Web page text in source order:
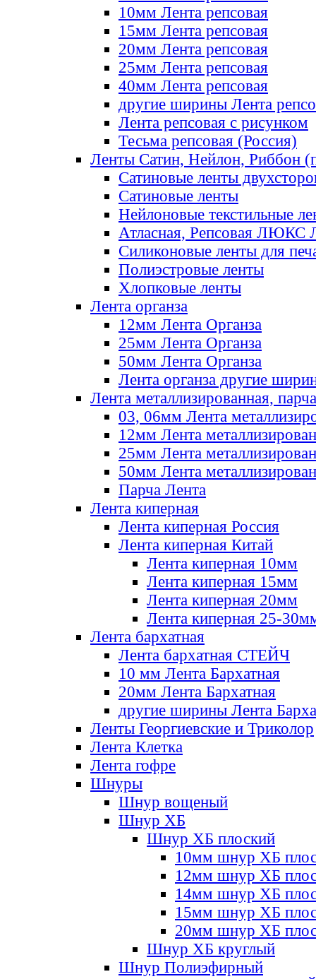
10мм Лента репсовая
15мм Лента репсовая
20мм Лента репсовая
25мм Лента репсовая
40мм Лента репсовая
другие ширины Лента
Лента репсовая с рисунком
Тесьма репсовая (Россия)
Ленты Сатин, Нейлон, Риббон
Сатиновые ленты
Сатиновые ленты
Нейлоновые текстильные
Атласная, Репсовая ЛЮКС
Силиконовые ленты для
Полиэстровые ленты
Хлопковые ленты
Лента органза
12мм Лента Органза
25мм Лента Органза
50мм Лента Органза
Лента органза другие
Лента металлизированная, парча
03, 06мм Лента
12мм Лента
25мм Лента
50мм Лента
Парча Лента
Лента киперная
Лента киперная Россия
Лента киперная Китай
Лента киперная 10мм
Лента киперная 15мм
Лента киперная 20мм
Лента киперная 25-
Лента бархатная
Лента бархатная СТЕЙЧ
10 мм Лента Бархатная
20мм Лента Бархатная
другие ширины Лента
Ленты Георгиевские и Триколор
Лента Клетка
Лента гофре
Шнуры
Шнур вощеный
Шнур ХБ
Шнур ХБ плоский
10мм шнур ХБ
12мм шнур ХБ
14мм шнур ХБ
15мм шнур ХБ
20мм шнур ХБ
Шнур ХБ круглый
Шнур Полиэфирный